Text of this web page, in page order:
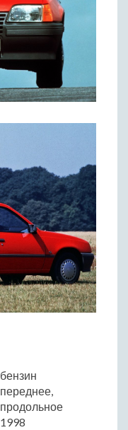
бензин
переднее,
продольное
1998